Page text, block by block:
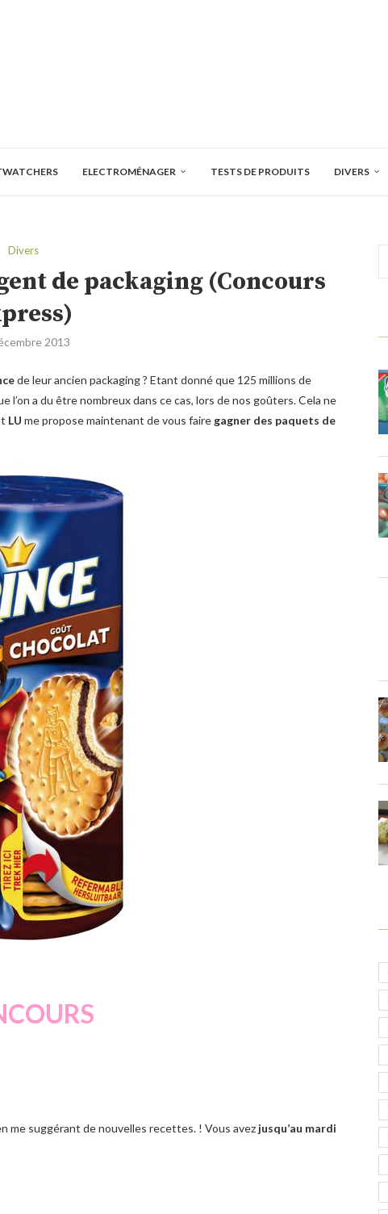
ELECTROMÉNAGER TESTS DE PRODUITS DIVERS
Divers
de packaging (Concours
2013
de leur ancien packaging ? Etant donné que 125 millions de
l’on a du être nombreux dans ce cas, lors de nos goûters. Cela ne
LU me propose maintenant de vous faire gagner des paquets de
me suggérant de nouvelles recettes. ! Vous avez jusqu’au mardi